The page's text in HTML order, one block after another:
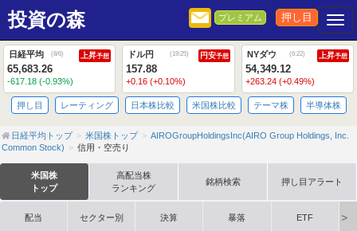
投資の森 プレミアム 押し目
日経平均 (8/6) 上昇予想
65,683.26
-617.18 (-0.93%)
ドル円 (19:25) 円安予想
157.88
+0.16 (+0.10%)
NYダウ (6:22) 上昇予想
54,349.12
+263.24 (+0.49%)
押し目 レーティング 日本株比較 米国株比較 テーマ株 半導体株
日経平均トップ 米国株トップ
AIROGroupHoldingsInc(AIRO Group Holdings, Inc.
Common Stock)
信用・空売り
米国株
トップ
高配当株
ランキング
銘柄検索 押し目アラート
配当 セクター別 決算 暴落 ETF